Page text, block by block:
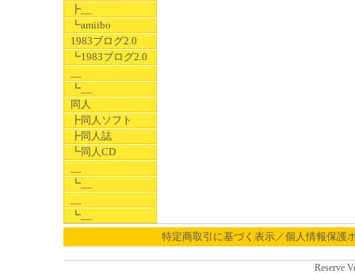
┣__
┗amiibo
1983ブログ2.0
┗1983ブログ2.0
┗__
同人
┣同人ソフト
┣同人誌
┗同人CD
┗__
┗__
特定商取引に基づく表示／個人情報保護
Reserve